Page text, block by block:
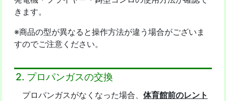
きます。
※商品の型が異なると操作方法が違う場合がございま
すのでご注意ください。
2. プロパンガスの交換
プロパンガスがなくなった場合、 体育館前のレント